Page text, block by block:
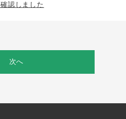
確認しました
次へ